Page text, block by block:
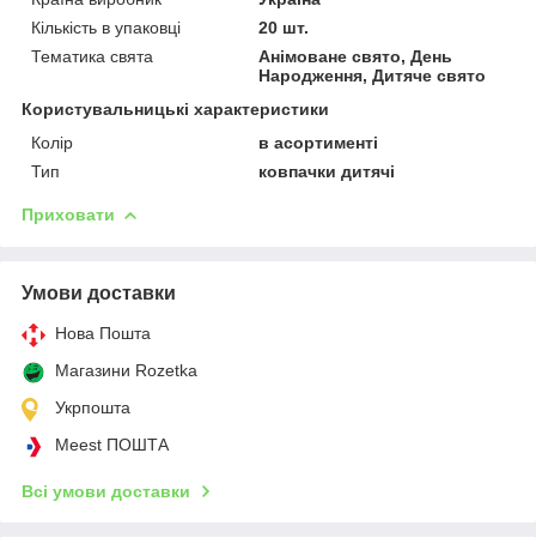
Кількість в упаковці
20 шт.
Тематика свята
Анімоване свято, День
Народження, Дитяче свято
Користувальницькі характеристики
Колір
в асортименті
Тип
ковпачки дитячі
Приховати
Умови доставки
Нова Пошта
Магазини Rozetka
Укрпошта
Meest ПОШТА
Всі умови доставки